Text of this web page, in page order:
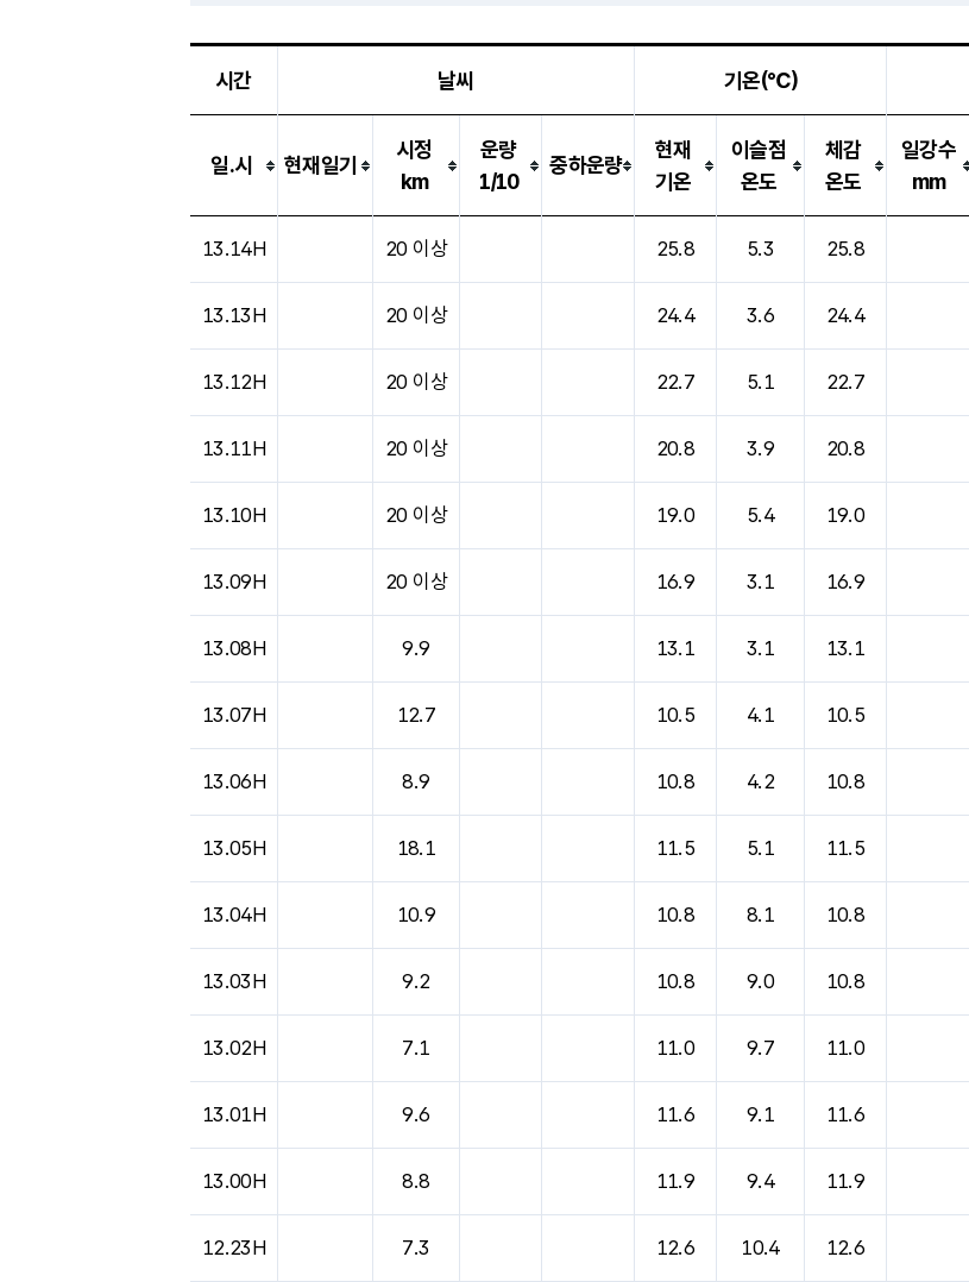
시간 날씨 기온(℃)
일.시 현재일기
시정
km
운량
1/10
중하운량
현재
기온
이슬점
온도
체감
온도
일강수
mm
13.14H 20 이상 25.8 5.3 25.8
13.13H 20 이상 24.4 3.6 24.4
13.12H 20 이상 22.7 5.1 22.7
13.11H 20 이상 20.8 3.9 20.8
13.10H 20 이상 19.0 5.4 19.0
13.09H 20 이상 16.9 3.1 16.9
13.08H 9.9 13.1 3.1 13.1
13.07H 12.7 10.5 4.1 10.5
13.06H 8.9 10.8 4.2 10.8
13.05H 18.1 11.5 5.1 11.5
13.04H 10.9 10.8 8.1 10.8
13.03H 9.2 10.8 9.0 10.8
13.02H 7.1 11.0 9.7 11.0
13.01H 9.6 11.6 9.1 11.6
13.00H 8.8 11.9 9.4 11.9
12.23H 7.3 12.6 10.4 12.6